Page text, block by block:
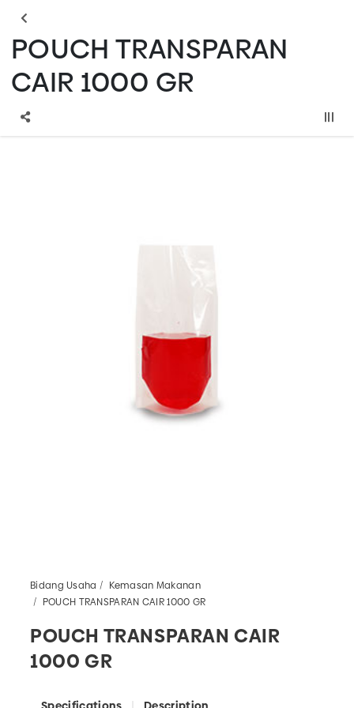
POUCH TRANSPARAN
CAIR 1000 GR
Bidang Usaha
Kemasan Makanan
POUCH TRANSPARAN CAIR 1000 GR
POUCH TRANSPARAN CAIR
1000 GR